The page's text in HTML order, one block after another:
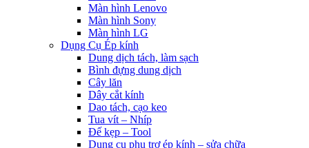
Màn hình Lenovo
Màn hình Sony
Màn hình LG
Dụng Cụ Ép kính
Dung dịch tách, làm sạch
Bình đựng dung dịch
Cây lăn
Dây cắt kính
Dao tách, cạo keo
Tua vít – Nhíp
Đế kẹp – Tool
Dụng cụ phụ trợ ép kính – sửa chữa